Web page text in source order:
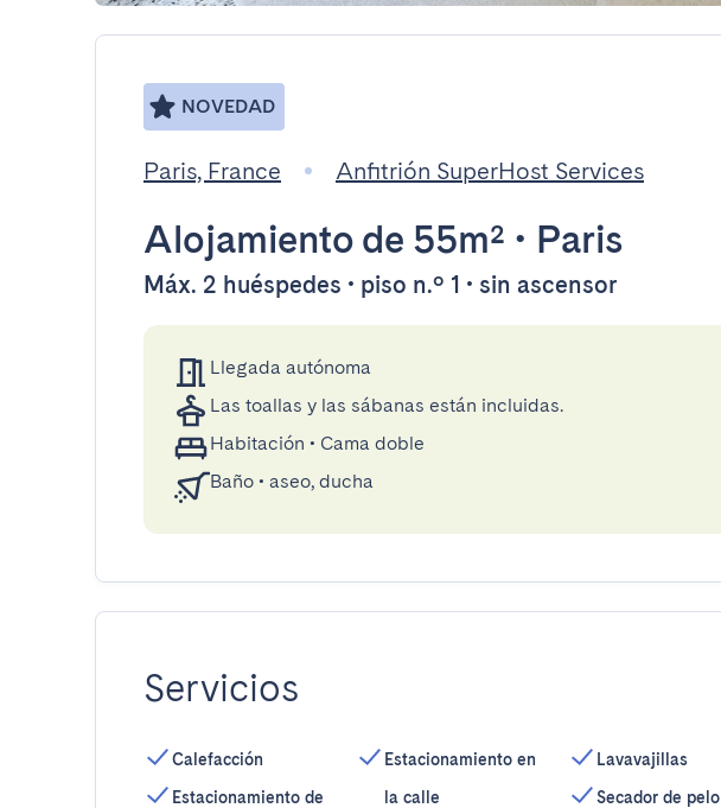
NOVEDAD
Paris, France Anfitrión SuperHost Services
Alojamiento de 55m² • Paris
Máx. 2 huéspedes • piso n.º 1 • sin ascensor
Llegada autónoma
Las toallas y las sábanas están incluidas.
Habitación • Cama doble
Baño • aseo, ducha
Servicios
Calefacción
Estacionamiento de
Estacionamiento en
la calle
Lavavajillas
Secador de pelo